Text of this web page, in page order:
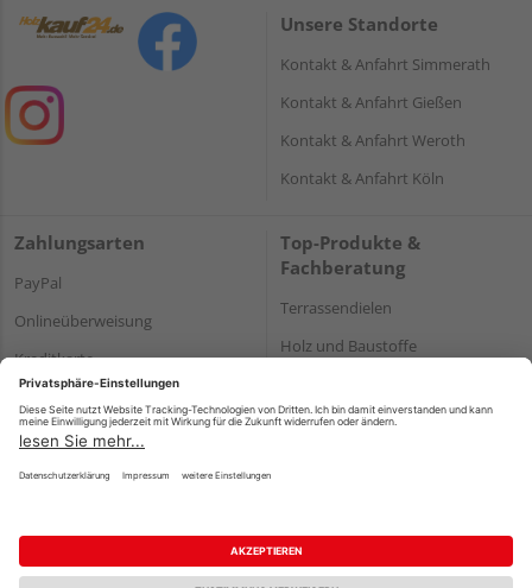
Unsere Standorte
Kontakt & Anfahrt Simmerath
Kontakt & Anfahrt Gießen
Kontakt & Anfahrt Weroth
Kontakt & Anfahrt Köln
Zahlungsarten
PayPal
Onlineüberweisung
Kreditkarte
Rechnung*
*Bonität vorausgesetzt
Top-Produkte &
Fachberatung
Terrassendielen
Holz und Baustoffe
Impressum Datenschutz AGB
Barrierefreiheitserklärung
Vertrag widerrufen